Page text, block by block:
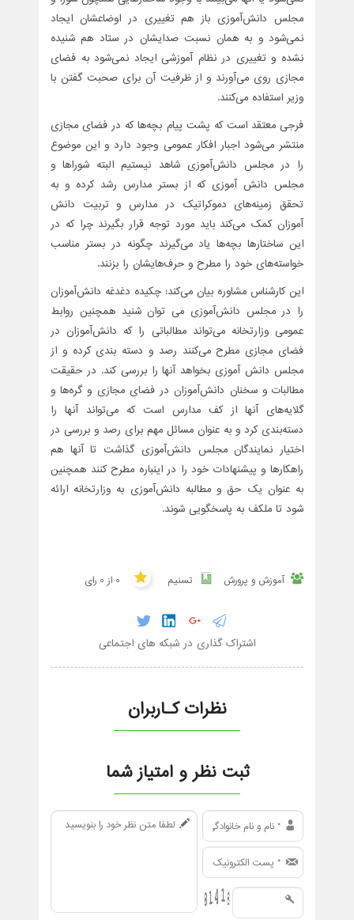
مجلس دانش‌آموزی باز هم تغییری در اوضاعشان ایجاد
نمی‌شود و به همان نسبت صدایشان در ستاد هم شنیده
نشده و تغییری در نظام آموزشی ایجاد نمی‌شود به فضای
مجازی روی می‌آورند و از ظرفیت آن برای صحبت گفتن با
وزیر استفاده می‌کنند.
فرجی معتقد است که پشت پیام بچه‌ها که در فضای مجازی
منتشر می‌شود اجبار افکار عمومی وجود دارد و این موضوع
را در مجلس دانش‌آموزی شاهد نیستیم البته شوراها و
مجلس دانش آموزی که از بستر مدارس رشد کرده و به
تحقق زمینه‌های دموکراتیک در مدارس و تربیت دانش
آموزان کمک می‌کند باید مورد توجه قرار بگیرند چرا که در
این ساختارها بچه‌ها یاد می‌گیرند چگونه در بستر مناسب
خواسته‌های خود را مطرح و حرف‌هایشان را بزنند.
این کارشناس مشاوره بیان می‌کند: چکیده دغدغه دانش‌آموزان
را در مجلس دانش‌آموزی می توان شنید همچنین روابط
عمومی وزارتخانه می‌تواند مطالباتی را که دانش‌آموزان در
فضای مجازی مطرح می‌کنند رصد و دسته بندی کرده و از
مجلس دانش آموزی بخواهد آنها را بررسی کند. در حقیقت
مطالبات و سخنان دانش‌آموزان در فضای مجازی و گره‌ها و
گلایه‌های آنها از کف مدارس است که می‌تواند آنها را
دسته‌بندی کرد و به عنوان مسائل مهم برای رصد و بررسی در
اختیار نمایندگان مجلس دانش‌آموزی گذاشت تا آنها هم
راهکارها و پیشنهادات خود را در اینباره مطرح کنند همچنین
به عنوان یک حق و مطالبه دانش‌آموزی به وزارتخانه ارائه
شود تا ملکف به پاسخگویی شوند.
آموزش و پرورش تسنیم 0 از 0 رای
اشتراک گذاری در شبکه های اجتماعی
نظرات کـاربران
ثبت نظر و امتیاز شما